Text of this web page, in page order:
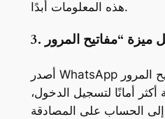
هذه المعلومات أبدًا.
أصدر WhatsApp مؤخرًا دعمًا لمفاتيح المرور
أكثر أمانًا لتسجيل الدخول،
الحساب على المصادقة